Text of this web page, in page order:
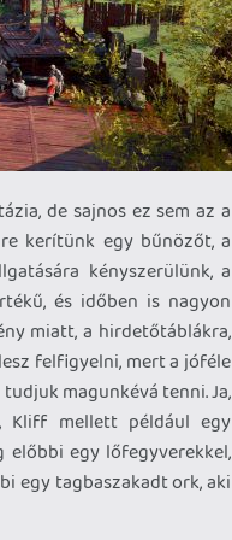
de sajnos ez sem az a
kerítünk egy bűnözőt, a
kényszerülünk, a
és időben is nagyon
miatt, a hirdetőtáblákra,
felfigyelni, mert a jóféle
magunkévá tenni. Ja,
Kliff mellett például egy
előbbi egy lőfegyverekkel,
egy tagbaszakadt ork, aki